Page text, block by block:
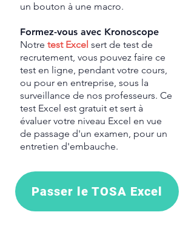
un bouton à une macro.
Formez-vous avec Kronoscope
Notre test Excel sert de test de
recrutement, vous pouvez faire ce
test en ligne, pendant votre cours,
ou pour en entreprise, sous la
surveillance de nos professeurs. Ce
test Excel est gratuit et sert à
évaluer votre niveau Excel en vue
de passage d'un examen, pour un
entretien d'embauche.
Passer le TOSA Excel